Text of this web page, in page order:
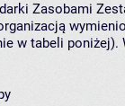
Zasobami
w tabeli